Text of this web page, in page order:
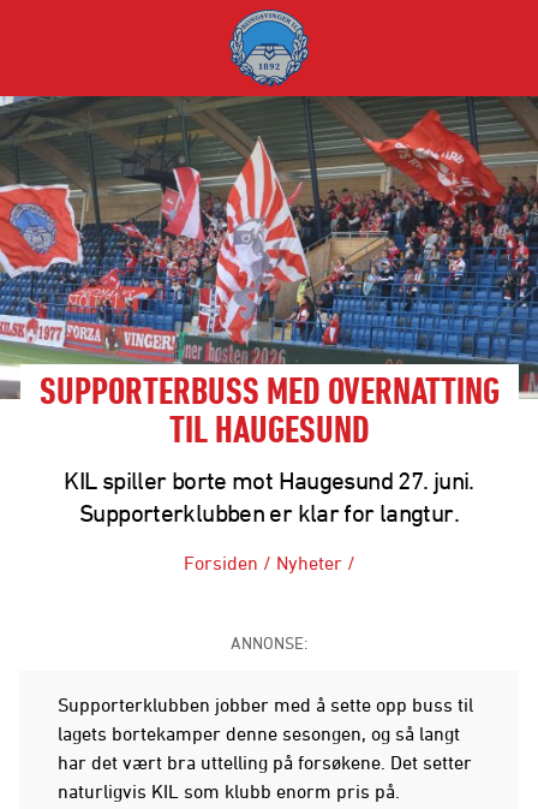
SUPPORTERBUSS MED OVERNATTING
TIL HAUGESUND
KIL spiller borte mot Haugesund 27. juni.
Supporterklubben er klar for langtur.
Forsiden / Nyheter /
ANNONSE:
Supporterklubben jobber med å sette opp buss til
lagets bortekamper denne sesongen, og så langt
har det vært bra uttelling på forsøkene. Det setter
naturligvis KIL som klubb enorm pris på.